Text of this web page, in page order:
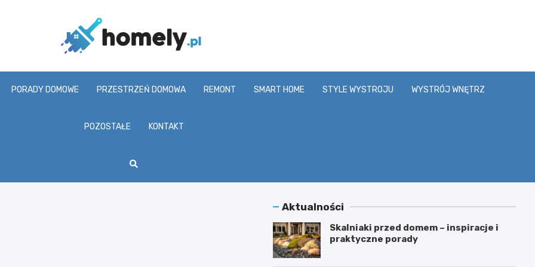
PORADY DOMOWE PRZESTRZEŃ DOMOWA REMONT SMART HOME STYLE WYSTROJU WYSTRÓJ WNĘTRZ
POZOSTAŁE KONTAKT
Aktualności
Skalniaki przed domem – inspiracje i
praktyczne porady